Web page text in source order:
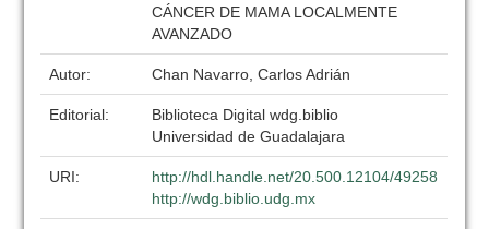
CÁNCER DE MAMA LOCALMENTE
AVANZADO
Autor: Chan Navarro, Carlos Adrián
Editorial:
Biblioteca Digital wdg.biblio
Universidad de Guadalajara
URI:
http://hdl.handle.net/20.500.12104/49258
http://wdg.biblio.udg.mx